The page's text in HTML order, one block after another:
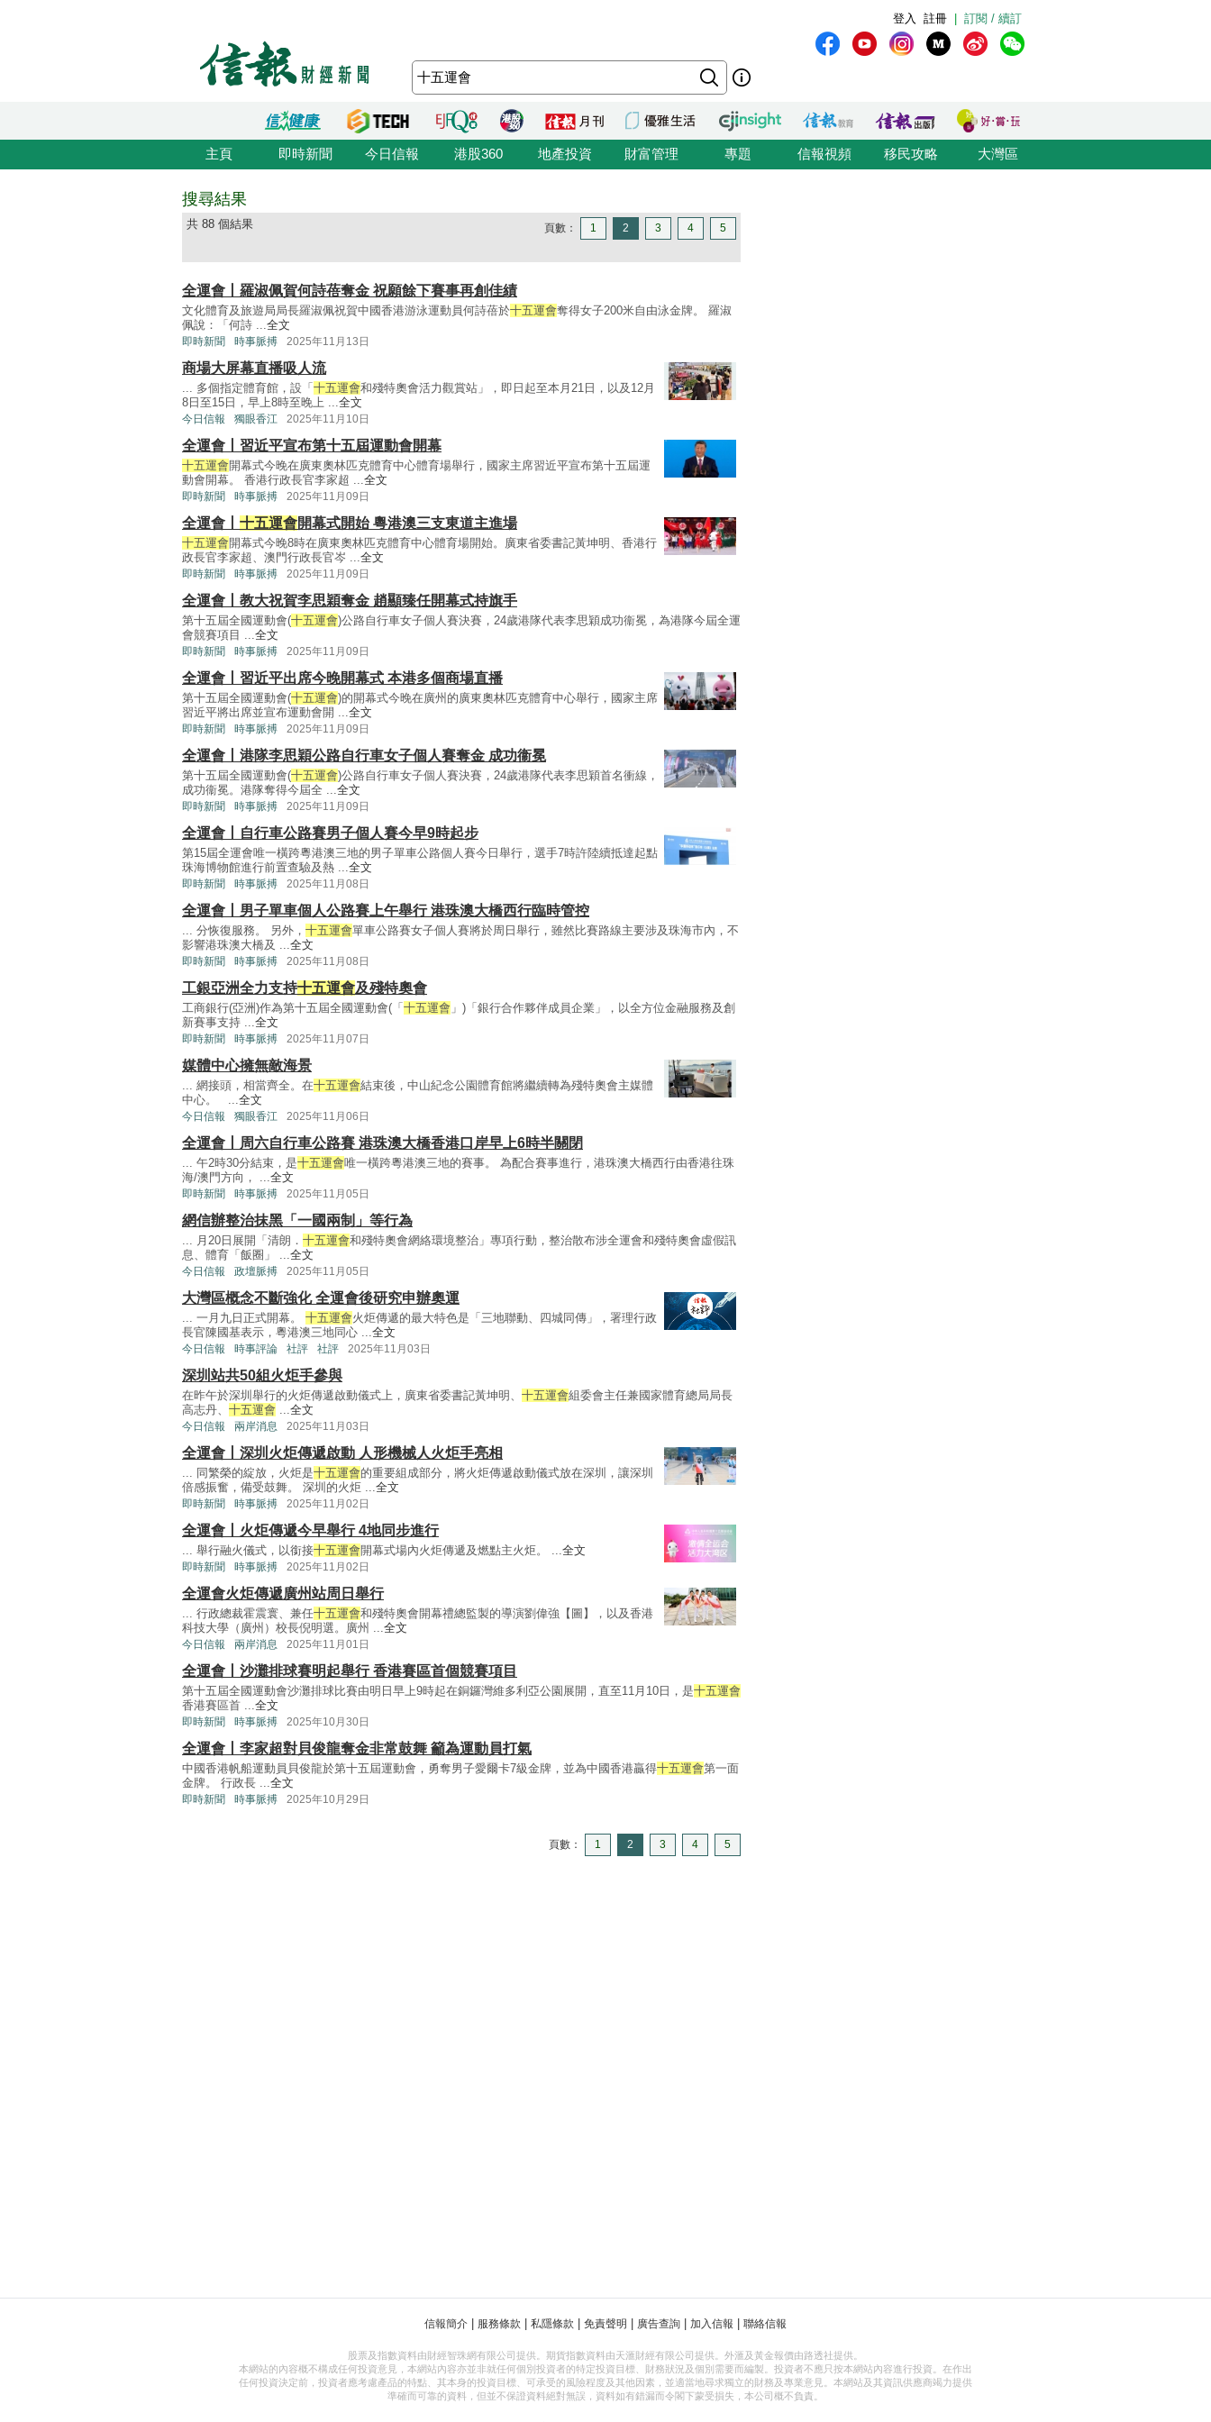
訂閱 / 續訂
註冊
登入
主頁 即時新聞 今日信報 港股360 地產投資 財富管理 專題 信報視頻 移民攻略 大灣區
搜尋結果
共 88 個結果 頁數： 1 2 3 4 5
全運會丨羅淑佩賀何詩蓓奪金 祝願餘下賽事再創佳績
文化體育及旅遊局局長羅淑佩祝賀中國香港游泳運動員何詩蓓於十五運會奪得女子200米自由泳金牌。 羅淑
佩說：「何詩 ...全文
即時新聞 時事脈搏 2025年11月13日
商場大屏幕直播吸人流
... 多個指定體育館，設「 十五運會和殘特奧會活力觀賞站」，即日起至本月21日，以及12月
8日至15日，早上8時至晚上 ...全文
今日信報 獨眼香江 2025年11月10日
全運會丨習近平宣布第十五屆運動會開幕
十五運會開幕式今晚在廣東奧林匹克體育中心體育場舉行，國家主席習近平宣布第十五屆運
動會開幕。 香港行政長官李家超 ...全文
即時新聞 時事脈搏 2025年11月09日
全運會丨 十五運會開幕式開始 粵港澳三支東道主進場
十五運會開幕式今晚8時在廣東奧林匹克體育中心體育場開始。廣東省委書記黃坤明、香港行
政長官李家超、澳門行政長官岑 ...全文
即時新聞 時事脈搏 2025年11月09日
全運會丨教大祝賀李思穎奪金 趙顯臻任開幕式持旗手
第十五屆全國運動會(十五運會)公路自行車女子個人賽決賽，24歲港隊代表李思穎成功衞冕，為港隊今屆全運
會競賽項目 ...全文
即時新聞 時事脈搏 2025年11月09日
全運會丨習近平出席今晚開幕式 本港多個商場直播
第十五屆全國運動會(十五運會)的開幕式今晚在廣州的廣東奧林匹克體育中心舉行，國家主席
習近平將出席並宣布運動會開 ...全文
即時新聞 時事脈搏 2025年11月09日
全運會丨港隊李思穎公路自行車女子個人賽奪金 成功衞冕
第十五屆全國運動會(十五運會)公路自行車女子個人賽決賽，24歲港隊代表李思穎首名衝線，
成功衞冕。港隊奪得今屆全 ...全文
即時新聞 時事脈搏 2025年11月09日
全運會丨自行車公路賽男子個人賽今早9時起步
第15屆全運會唯一橫跨粵港澳三地的男子單車公路個人賽今日舉行，選手7時許陸續抵達起點
珠海博物館進行前置查驗及熱 ...全文
即時新聞 時事脈搏 2025年11月08日
全運會丨男子單車個人公路賽上午舉行 港珠澳大橋西行臨時管控
... 分恢復服務。 另外， 十五運會單車公路賽女子個人賽將於周日舉行，雖然比賽路線主要涉及珠海市內，不
影響港珠澳大橋及 ...全文
即時新聞 時事脈搏 2025年11月08日
工銀亞洲全力支持十五運會及殘特奧會
工商銀行(亞洲)作為第十五屆全國運動會(「 十五運會 」)「銀行合作夥伴成員企業」，以全方位金融服務及創
新賽事支持 ...全文
即時新聞 時事脈搏 2025年11月07日
媒體中心擁無敵海景
... 網接頭，相當齊全。在十五運會結束後，中山紀念公園體育館將繼續轉為殘特奧會主媒體
中心。 ...全文
今日信報 獨眼香江 2025年11月06日
全運會丨周六自行車公路賽 港珠澳大橋香港口岸早上6時半關閉
... 午2時30分結束，是十五運會唯一橫跨粵港澳三地的賽事。 為配合賽事進行，港珠澳大橋西行由香港往珠
海/澳門方向， ...全文
即時新聞 時事脈搏 2025年11月05日
網信辦整治抹黑「一國兩制」等行為
... 月20日展開「清朗． 十五運會和殘特奧會網絡環境整治」專項行動，整治散布涉全運會和殘特奧會虛假訊
息、體育「飯圈」 ...全文
今日信報 政壇脈搏 2025年11月05日
大灣區概念不斷強化 全運會後研究申辦奧運
... 一月九日正式開幕。 十五運會火炬傳遞的最大特色是「三地聯動、四城同傳」，署理行政
長官陳國基表示，粵港澳三地同心 ...全文
今日信報 時事評論 社評 社評 2025年11月03日
深圳站共50組火炬手參與
在昨午於深圳舉行的火炬傳遞啟動儀式上，廣東省委書記黃坤明、 十五運會組委會主任兼國家體育總局局長
高志丹、 十五運會 ...全文
今日信報 兩岸消息 2025年11月03日
全運會丨深圳火炬傳遞啟動 人形機械人火炬手亮相
... 同繁榮的綻放，火炬是十五運會的重要組成部分，將火炬傳遞啟動儀式放在深圳，讓深圳
倍感振奮，備受鼓舞。 深圳的火炬 ...全文
即時新聞 時事脈搏 2025年11月02日
全運會丨火炬傳遞今早舉行 4地同步進行
... 舉行融火儀式，以銜接十五運會開幕式場內火炬傳遞及燃點主火炬。 ...全文
即時新聞 時事脈搏 2025年11月02日
全運會火炬傳遞廣州站周日舉行
... 行政總裁霍震寰、兼任十五運會和殘特奧會開幕禮總監製的導演劉偉強【圖】，以及香港
科技大學（廣州）校長倪明選。廣州 ...全文
今日信報 兩岸消息 2025年11月01日
全運會丨沙灘排球賽明起舉行 香港賽區首個競賽項目
第十五屆全國運動會沙灘排球比賽由明日早上9時起在銅鑼灣維多利亞公園展開，直至11月10日，是十五運會
香港賽區首 ...全文
即時新聞 時事脈搏 2025年10月30日
全運會丨李家超對貝俊龍奪金非常鼓舞 籲為運動員打氣
中國香港帆船運動員貝俊龍於第十五屆運動會，勇奪男子愛爾卡7級金牌，並為中國香港贏得十五運會第一面
金牌。 行政長 ...全文
即時新聞 時事脈搏 2025年10月29日
頁數： 1 2 3 4 5
信報簡介 服務條款 私隱條款 免責聲明 廣告查詢 加入信報 聯絡信報
股票及指數資料由財經智珠網有限公司提供。期貨指數資料由天滙財經有限公司提供。外滙及黃金報價由路透社提供。
本網站的內容概不構成任何投資意見，本網站內容亦並非就任何個別投資者的特定投資目標、財務狀況及個別需要而編製。投資者不應只按本網站內容進行投資。在作出
任何投資決定前，投資者應考慮產品的特點、其本身的投資目標、可承受的風險程度及其他因素，並適當地尋求獨立的財務及專業意見。本網站及其資訊供應商竭力提供
準確而可靠的資料，但並不保證資料絕對無誤，資料如有錯漏而令閣下蒙受損失，本公司概不負責。